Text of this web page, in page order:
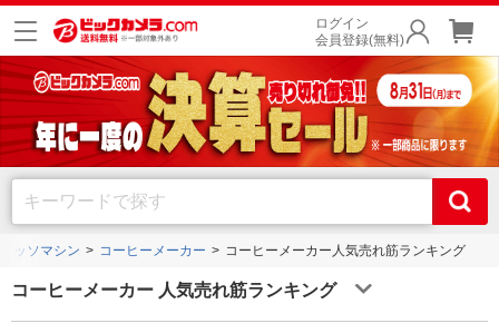
ログイン
会員登録(無料)
ッソマシン コーヒーメーカー コーヒーメーカー人気売れ筋ランキング
コーヒーメーカー 人気売れ筋ランキング